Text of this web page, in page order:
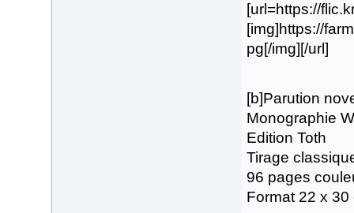
[url=https://
[img]https://
pg[/img][/url]
[b]Parution
Monographie
Edition Toth
Tirage
96 pages
Format 22 x 30